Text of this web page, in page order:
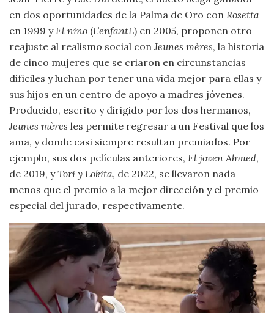
en dos oportunidades de la Palma de Oro con Rosetta
en 1999 yEl niño (L’enfantL) en 2005, proponen otro
reajuste al realismo social con Jeunes mères, la historia
de cinco mujeres que se criaron en circunstancias
difíciles y luchan por tener una vida mejor para ellas y
sus hijos en un centro de apoyo a madres jóvenes.
Producido, escrito y dirigido por los dos hermanos,
Jeunes mères les permite regresar a un Festival que los
ama, y donde casi siempre resultan premiados. Por
ejemplo, sus dos películas anteriores, El joven Ahmed,
de 2019, yTori y Lokita, de 2022, se llevaron nada
menos que el premio a la mejor dirección y el premio
especial del jurado, respectivamente.